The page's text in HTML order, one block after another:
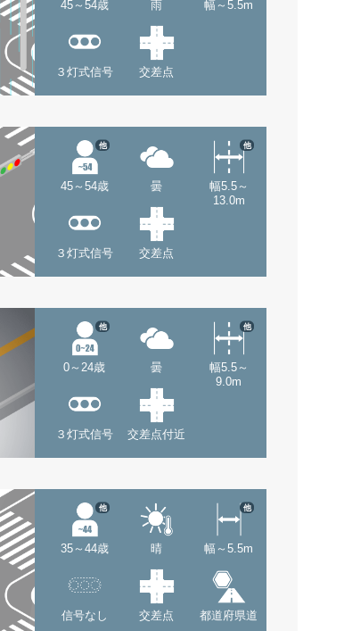
45～54歳 雨 幅～5.5m
３灯式信号 交差点
45～54歳
他
曇
幅5.5～
13.0m
他
３灯式信号 交差点
0～24歳
他
曇
幅5.5～
9.0m
他
３灯式信号 交差点付近
35～44歳
他
晴 幅～5.5m
他
信号なし 交差点 都道府県道